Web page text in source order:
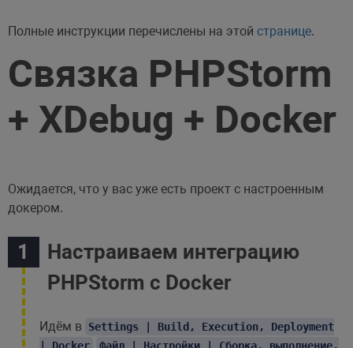
Полные инструкции перечислены на этой странице.
Связка PHPStorm
+ XDebug + Docker
Ожидается, что у вас уже есть проект с настроенным
докером.
Настраиваем интеграцию
PHPStorm с Docker
Идём в Settings | Build, Execution, Deployment